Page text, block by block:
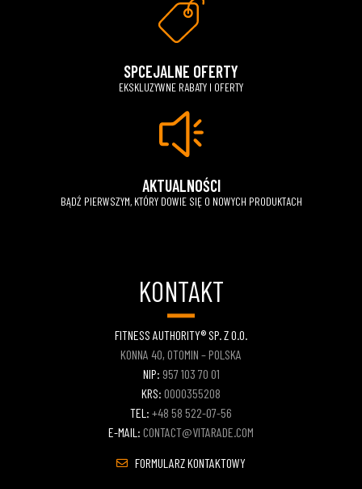
SPCEJALNE OFERTY
EKSKLUZYWNE RABATY I OFERTY
AKTUALNOŚCI
BĄDŹ PIERWSZYM, KTÓRY DOWIE SIĘ O NOWYCH PRODUKTACH
KONTAKT
FITNESS AUTHORITY® SP. Z O.O.
KONNA 40, OTOMIN – POLSKA
NIP: 957 103 70 01
KRS: 0000355208
TEL: +48 58 522-07-56
E-MAIL: CONTACT@VITARADE.COM
FORMULARZ KONTAKTOWY